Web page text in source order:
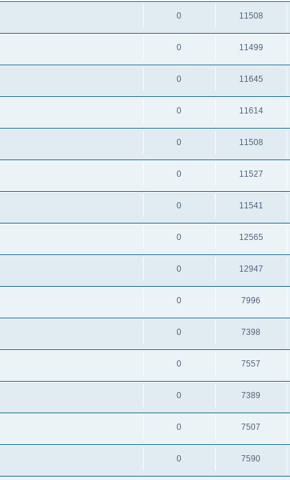
0 11508
0 11499
0 11645
0 11614
0 11508
0 11527
0 11541
0 12565
0 12947
0 7996
0 7398
0 7557
0 7389
0 7507
0 7590